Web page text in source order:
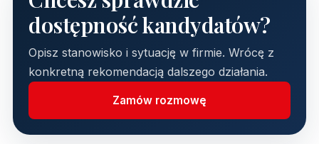
dostępność kandydatów?
Opisz stanowisko i sytuację w firmie. Wrócę z
konkretną rekomendacją dalszego działania.
Zamów rozmowę